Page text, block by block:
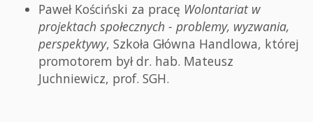
Paweł Kościński za pracę Wolontariat w
projektach społecznych - problemy, wyzwania,
perspektywy, Szkoła Główna Handlowa, której
promotorem był dr. hab. Mateusz
Juchniewicz, prof. SGH.